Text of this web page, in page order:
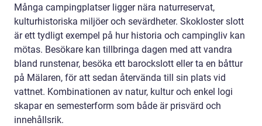
Många campingplatser ligger nära naturreservat,
kulturhistoriska miljöer och sevärdheter. Skokloster slott
är ett tydligt exempel på hur historia och campingliv kan
mötas. Besökare kan tillbringa dagen med att vandra
bland runstenar, besöka ett barockslott eller ta en båttur
på Mälaren, för att sedan återvända till sin plats vid
vattnet. Kombinationen av natur, kultur och enkel logi
skapar en semesterform som både är prisvärd och
innehållsrik.